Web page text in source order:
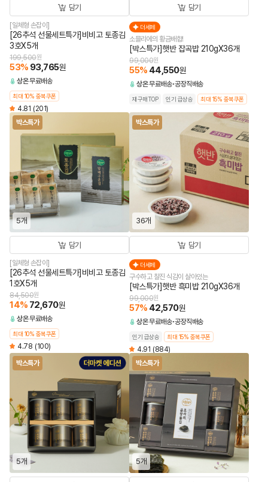
담기
[일체형 손잡이]
[26추석 선물세트특가]비비고 토종김
3호X5개
199,500원
53% 93,765원
상온무료배송
최대 10% 중복쿠폰
4.81 (201)
담기
더세페
소믈리에의 황금배합!
[박스특가]햇반 잡곡밥 210gX36개
99,000원
55% 44,550원
상온무료배송 공장직배송
재구매TOP 인기 급상승 최대 15% 중복쿠폰
박스특가
5개
담기
[일체형 손잡이]
[26추석 선물세트특가]비비고 토종김
1호X5개
84,500원
14% 72,670원
상온무료배송
최대 10% 중복쿠폰
4.78 (100)
박스특가
36개
담기
더세페
구수하고 찰진 식감이 살아있는
[박스특가]햇반 흑미밥 210gX36개
99,000원
57% 42,570원
상온무료배송 공장직배송
인기 급상승 최대 15% 중복쿠폰
4.91 (884)
박스특가
5개
박스특가
5개